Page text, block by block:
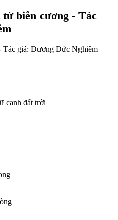
biên cương - Tác
Tác giả: Dương Đức Nghiêm
canh đất trời